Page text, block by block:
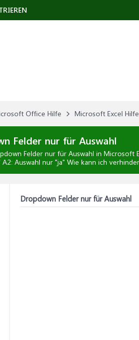
Office Hilfe Microsoft Excel Hilfe
Felder nur für Auswahl
Felder nur für Auswahl in Microsoft
Auswahl nur "ja" Wie kann ich
Dropdown Felder nur für Auswahl